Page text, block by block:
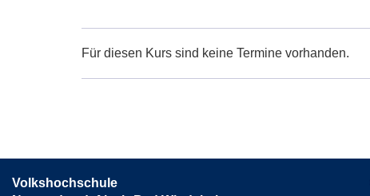
Maps
Karte
Für diesen Kurs sind keine Termine vorhanden.
Volkshochschule